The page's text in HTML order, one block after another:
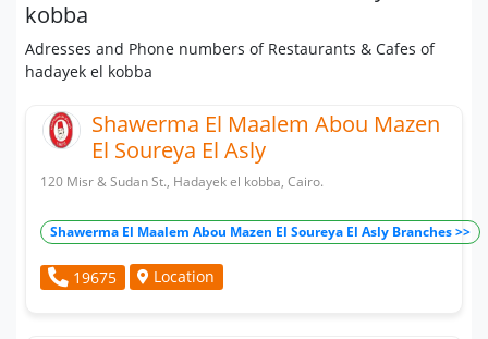
kobba
Adresses and Phone numbers of Restaurants & Cafes of
hadayek el kobba
Shawerma El Maalem Abou Mazen
El Soureya El Asly
120 Misr & Sudan St., Hadayek el kobba, Cairo.
Shawerma El Maalem Abou Mazen El Soureya El Asly Branches >>
19675 Location